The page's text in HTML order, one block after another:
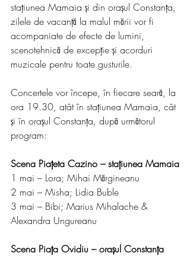
stațiunea Mamaia și din orașul Constanța,
zilele de vacanță la malul mării vor fi
acompaniate de efecte de lumini,
scenotehnică de excepție și acorduri
muzicale pentru toate gusturile.
Concertele vor începe, în fiecare seară, la
ora 19.30, atât în stațiunea Mamaia, cât
și în orașul Constanța, după următorul
program:
Scena Piațeta Cazino – stațiunea Mamaia
1 mai – Lora; Mihai Mărgineanu
2 mai – Misha; Lidia Buble
3 mai – Bibi; Marius Mihalache &
Alexandra Ungureanu
Scena Piața Ovidiu – orașul Constanța